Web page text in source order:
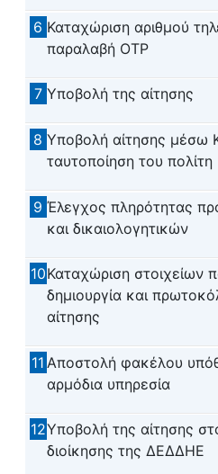
6 Καταχώριση αριθμού
παραλαβή OTP
7 Υποβολή της αίτησης
8 Υποβολή αίτησης μέσω
ταυτοποίηση του πολίτη
9 Έλεγχος πληρότητας
και δικαιολογητικών
10Καταχώριση στοιχείων
δημιουργία και
αίτησης
11 Αποστολή φακέλου
αρμόδια υπηρεσία
12Υποβολή της αίτησης
διοίκησης της ΔΕΔΔΗΕ